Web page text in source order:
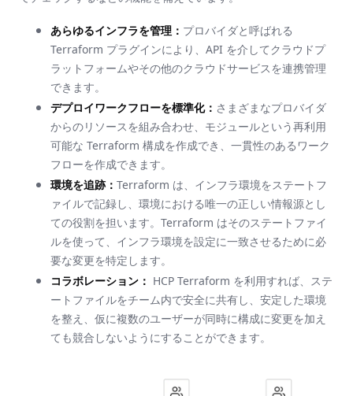
あらゆるインフラを管理： プロバイダと呼ばれる
Terraform プラグインにより、API を介してクラウドプ
ラットフォームやその他のクラウドサービスを連携管理
できます。
デプロイワークフローを標準化： さまざまなプロバイダ
からのリソースを組み合わせ、モジュールという再利用
可能な Terraform 構成を作成でき、一貫性のあるワーク
フローを作成できます。
環境を追跡： Terraform は、インフラ環境をステートフ
ァイルで記録し、環境における唯一の正しい情報源とし
ての役割を担います。Terraform はそのステートファイ
ルを使って、インフラ環境を設定に一致させるために必
要な変更を特定します。
コラボレーション： HCP Terraform を利用すれば、ステ
ートファイルをチーム内で安全に共有し、安定した環境
を整え、仮に複数のユーザーが同時に構成に変更を加え
ても競合しないようにすることができます。